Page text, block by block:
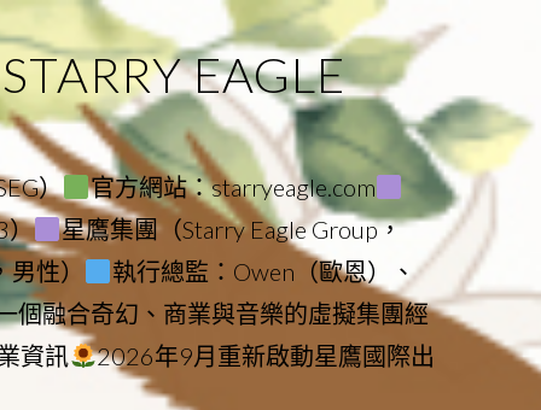
EAGLE
）
官方網站：starryeagle.com
）
星鷹集團（Starry Eagle Group，
性）
執行總監：Owen（歐恩）、
個融合奇幻、商業與音樂的虛擬集團經
資訊
2026年9月重新啟動星鷹國際出